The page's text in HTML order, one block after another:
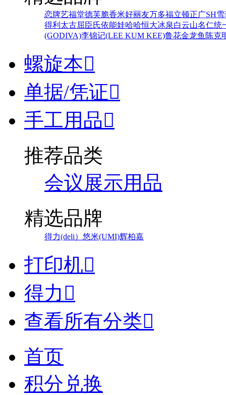
恋牌艺福堂德芙脆香米好丽友万多福立顿正广SH
得利 太古屈臣氏依能娃哈哈恒大冰泉白云山名仁统
(GODIVA)李锦记(LEE KUM KEE)鲁花金龙鱼 陈克
螺旋本
单据/凭证
手工用品
推荐品类
会议展示用品
精选品牌
得力(deli） 悠米(UMI)辉柏嘉
打印机
得力 
查看所有分类
首页
积分兑换